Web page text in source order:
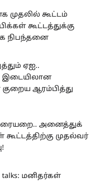
முதலில் கூட்டம்
கூட்டத்துக்கு
நிபந்தனை
ஏஐ..
இடையிலான
ஆரம்பித்து
அனைத்துக்
கூட்டத்திற்கு முதல்வர்
talks: மனிதர்கள்